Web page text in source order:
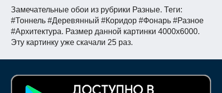
Замечательные обои из рубрики Разные. Теги:
#Тоннель #Деревянный #Коридор #Фонарь #Разное
#Архитектура. Размер данной картинки 4000x6000.
Эту картинку уже скачали 25 раз.